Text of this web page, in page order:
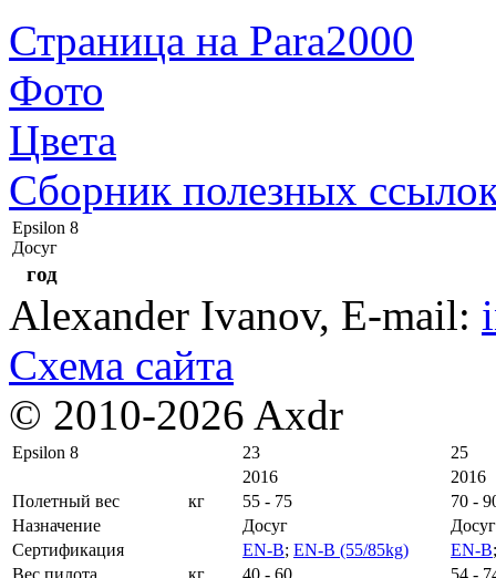
Страница на Para2000
Фото
Цвета
Сборник полезных
Epsilon 8
Досуг
год
Alexander Ivanov, E-mail:
Схема сайта
© 2010-2026 Axdr
Epsilon 8 23
25
2016
2016
Полетный вес
кг 55 - 75
70 -
Назначение
Досуг
Досуг
Сертификация
EN-B; EN-B (55/85kg) EN-B
Вес пилота
кг 40 - 60
54 -